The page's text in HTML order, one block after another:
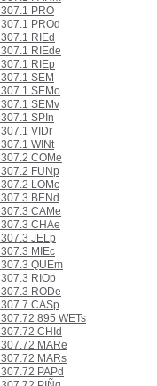
307.1 PRO
307.1 PROd
307.1 RIEd
307.1 RIEde
307.1 RIEp
307.1 SEM
307.1 SEMo
307.1 SEMv
307.1 SPIn
307.1 VIDr
307.1 WINt
307.2 COMe
307.2 FUNp
307.2 LOMc
307.3 BENd
307.3 CAMe
307.3 CHAe
307.3 JELp
307.3 MIEc
307.3 QUEm
307.3 RIOp
307.3 RODe
307.7 CASp
307.72 895 WETs
307.72 CHId
307.72 MARe
307.72 MARs
307.72 PAPd